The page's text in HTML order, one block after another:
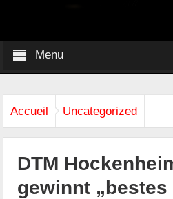
Menu
Accueil Uncategorized
DTM
gewinnt